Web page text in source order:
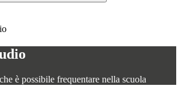
è possibile frequentare nella scuola